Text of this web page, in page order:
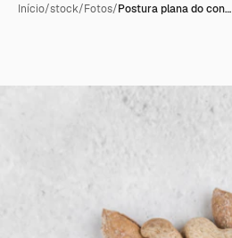
Início/stock/Fotos/Postura plana do con…